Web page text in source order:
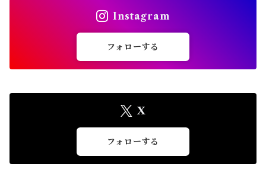
Instagram
フォローする
X
フォローする